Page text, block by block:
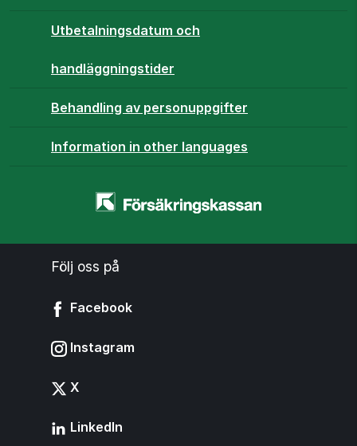
Utbetalningsdatum och
handläggningstider
Behandling av personuppgifter
Information in other languages
Startsidan
Följ oss på
Facebook
Instagram
X
LinkedIn